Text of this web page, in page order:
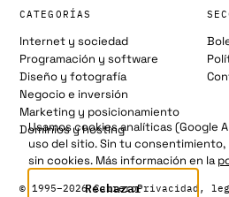
CATEGORÍAS
Internet y sociedad
Programación y software
Diseño y fotografía
Negocio e inversión
Marketing y posicionamiento
Dominios y hosting
© 1995–2026 CarreroPrivacidad,
Usamos cookies analíticas (Google
uso del sitio. Sin tu consentimiento,
sin cookies. Más información en la
Rechazar